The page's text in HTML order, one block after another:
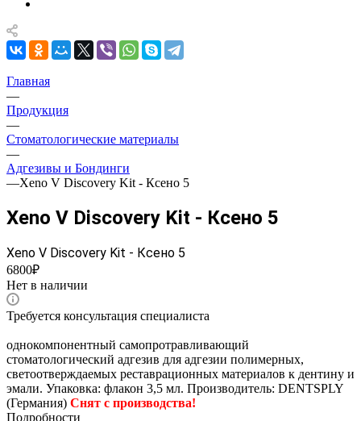
Главная
—
Продукция
—
Стоматологические материалы
—
Адгезивы и Бондинги
—Xeno V Discovery Kit - Ксено 5
Xeno V Discovery Kit - Ксено 5
Xeno V Discovery Kit - Ксено 5
6800₽
Нет в наличии
Требуется консультация специалиста
однокомпонентный самопротравливающий
стоматологический адгезив для адгезии полимерных,
светоотверждаемых реставрационных материалов к дентину и
эмали. Упаковка: флакон 3,5 мл. Производитель: DENTSPLY
(Германия) Снят с производства!
Подробности